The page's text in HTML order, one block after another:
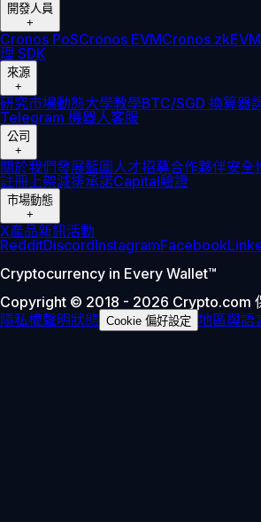
開發人員
+
Cronos PoSCronos EVMCronos zkEVM
理 SDK
來源
+
研究市場動態大學教學BTC/SGD 換算器
Telegram 機器人客服
公司
+
關於我們發展藍圖人才招募合作夥伴安全
註冊 上架減排承諾Capital驗證
市場動態
+
X產品新訊活動
RedditDiscordInstagramFacebook
Cryptocurrency in Every Wallet™
Copyright © 2018 - 2026 Crypto.com
隱私權聲明狀態 Cookie 偏好設定 地區與語